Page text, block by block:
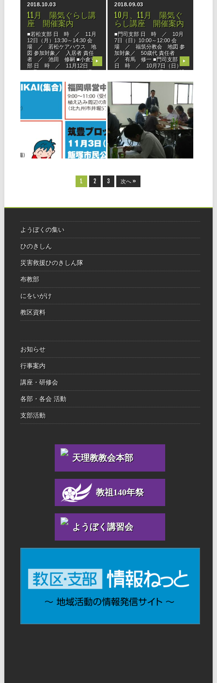
に、
れたり、天井
2018.10.03
11月 陽気ぐらし講
座 開催案内
■若松支部 日 時 ／ 11月
12日（月）13:30～14:30 会
場 ／ 若松ケアハウス 地
図 参加対象／ 入居者 責任
者 ／ 池田 修嗣 ■小倉支
部 日 時 ／ 11月12日
（月）16:00～17:00 会 場
▶
2018.09.03
10月、11月 陽気ぐ
らし講座 開催案内
■門司支部 日 時 ／ 10月
7日（日）10:00～12:00 会
場 ／ 福筑分教会 地図 参
加対象／ 50歳代 責任者
／ 有馬 修一 ■門司支部
日 時 ／ 10月7日（日）
14:00～16:00 会 場 ／ 博
▶
2018.08.05
第16回ひのきしんの
小倉支部で「ようぼ
く成人講座」開催！
小倉支部では６月17日
（日）、三萩野分教会におい
て、髙瀨一郎先生を講師にお
迎えし、「ことばづかい」を
テーマに「ようぼく成人講
座」を開催。32名が受講しま
した。 講師の体験によるユー
1 2 3 次へ »
ようぼくの集い
ひのきしん
災害救援ひのきしん隊
布教部
にをいがけ
教区資料
お知らせ
行事案内
講座・研修会
各部・各会 活動
支部活動
天理教教会本部
教祖140年祭
ようぼく講習会